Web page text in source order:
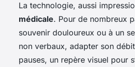
La technologie, aussi
médicale. Pour de nombreux
souvenir douloureux ou à un
non verbaux, adapter son
pauses, un repère visuel pour